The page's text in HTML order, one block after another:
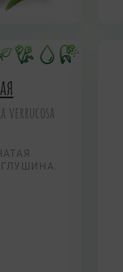
verrucosa
ГЛУШИНА.